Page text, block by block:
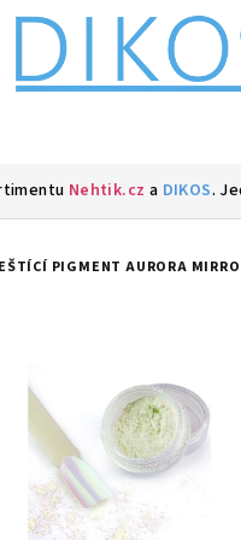
Nehtik.cz a DIKOS.
PIGMENT AURORA